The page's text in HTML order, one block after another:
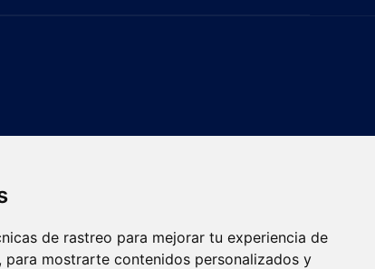
de rastreo para mejorar tu experiencia de
para mostrarte contenidos personalizados y